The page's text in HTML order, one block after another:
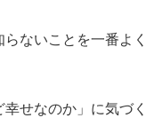
ないことを一番よく
せなのか」に気づく